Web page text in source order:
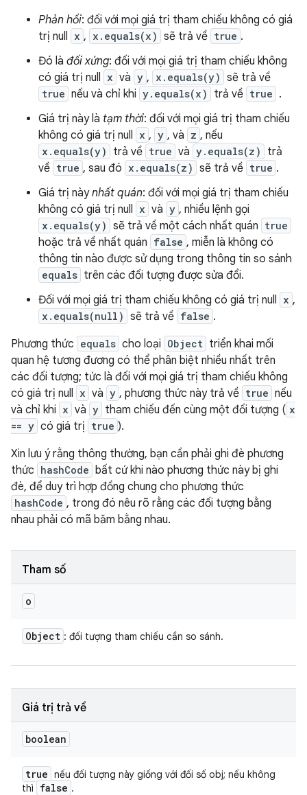
Phản hồi: đối với mọi giá trị tham chiếu không có giá
trị null x , x.equals(x) sẽ trả về true .
Đó là đối xứng: đối với mọi giá trị tham chiếu không
có giá trị null x và y , x.equals(y) sẽ trả về
true nếu và chỉ khi y.equals(x) trả về true .
Giá trị này là tạm thời: đối với mọi giá trị tham chiếu
không có giá trị null x , y , và z , nếu
x.equals(y) trả về true và y.equals(z)
trả
về true , sau đó x.equals(z) sẽ trả về true .
Giá trị nàynhất quán: đối với mọi giá trị tham chiếu
không có giá trị null x và y , nhiều lệnh gọi
x.equals(y) sẽ trả về một cách nhất quán true
hoặc trả về nhất quán false , miễn là không có
thông tin nào được sử dụng trong thông tin so sánh
equals trên các đối tượng được sửa đổi.
Đối với mọi giá trị tham chiếu không có giá trị null x ,
x.equals(null) sẽ trả về false .
Phương thức equals cho loại Object triển khai mối
quan hệ tương đương có thể phân biệt nhiều nhất trên
các đối tượng; tức là đối với mọi giá trị tham chiếu không
có giá trị null x và y , phương thức này trả về true nếu
và chỉ khi x và y tham chiếu đến cùng một đối tượng ( x
== y có giá trị true ).
Xin lưu ý rằng thông thường, bạn cần phải ghi đè phương
thức hashCode bất cứ khi nào phương thức này bị ghi
đè, để duy trì hợp đồng chung cho phương thức
hashCode , trong đó nêu rõ rằng các đối tượng bằng
nhau phải có mã băm bằng nhau.
Tham số
o
Object : đối tượng tham chiếu cần so sánh.
Giá trị trả về
boolean
true nếu đối tượng này giống với đối số obj; nếu không
thì
false .